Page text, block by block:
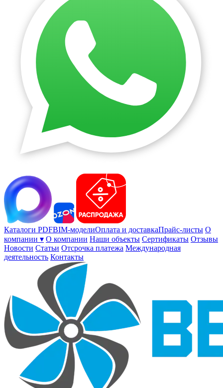
Каталоги PDFBIM-моделиОплата и доставкаПрайс-листы О
компании ▾ О компании Наши объекты Сертификаты Отзывы
Новости Статьи Отсрочка платежа Международная
деятельность Контакты